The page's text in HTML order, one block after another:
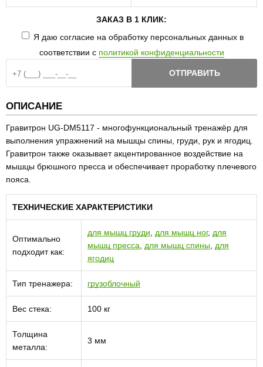
ЗАКАЗ В 1 КЛИК:
Я даю согласие на обработку персональных данных в
соответствии с политикой конфиденциальности
ОТПРАВИТЬ
ОПИСАНИЕ
Гравитрон UG-DM5117 - многофункциональный тренажёр для
выполнения упражнений на мышцы спины, груди, рук и ягодиц.
Гравитрон также оказывает акцентированное воздействие на
мышцы брюшного пресса и обеспечивает проработку плечевого
пояса.
ТЕХНИЧЕСКИЕ ХАРАКТЕРИСТИКИ
Оптимально
подходит как:
для мышц груди для мышц ног, для
мышц пресса
для мышц спины для
ягодиц
Тип тренажера: грузоблочный
Вес стека: 100 кг
Толщина
металла:
3 мм